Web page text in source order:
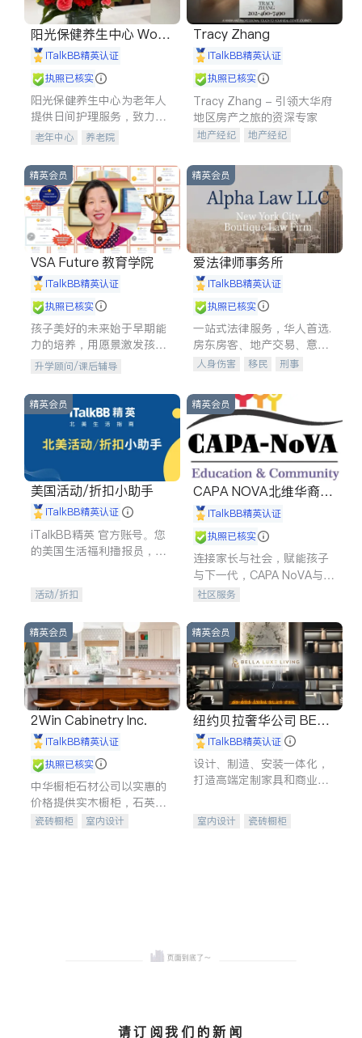
阳光保健养生中心 World
shine
iTalkBB精英认证
执照已核实
阳光保健养生中心为老年人
提供日间护理服务，致力于
通过持续的护理创新来有效
老年中心 养老院
Tracy Zhang
iTalkBB精英认证
执照已核实
Tracy Zhang - 引领大华府
地区房产之旅的资深专家
地产经纪
地产经纪
商铺租售
精英会员
VSA Future 教育学院
iTalkBB精英认证
执照已核实
孩子美好的未来始于早期能
力的培养，用愿景激发孩子
的学习潜力和动力。理念：
拥有成长型心态是成功的基
石。
升学顾问/课后辅导
精英会员
爱法律师事务所
iTalkBB精英认证
执照已核实
一站式法律服务，华人首选.
房东房客、地产交易、意外
伤害、车祸重伤、商业诉
建筑合同、刑事案件全包办
人身伤害 移民
刑事
信托/遗嘱
商业
索赔
律师-其它 保释
精英会员
美国活动/折扣小助手
iTalkBB精英认证
iTalkBB精英 官方账号。您
的美国生活福利播报员，精
专属福利。
活动/折扣
精英会员
CAPA NOVA北维华裔家
长会iTalkBB精英认证
执照已核实
连接家长与社会，赋能孩子
与下一代，CAPA NoVA与您
携手建设包容、公平、充满
社区服务
精英会员
2Win Cabinetry Inc.
iTalkBB精英认证
执照已核实
中华橱柜石材公司以实惠的
价格提供实木橱柜，石英石
台面，多种优质不锈钢水
瓷砖橱柜
室内设计
精英会员
纽约贝拉奢华公司 BELL
A LUXE
iTalkBB精英认证
设计、制造、安装一体化，
打造高端定制家具和商业空
室内设计
瓷砖橱柜
请订阅我们的新闻